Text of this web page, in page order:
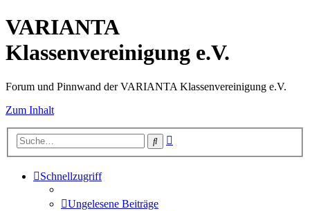
VARIANTA
Klassenvereinigung e.V.
Forum und Pinnwand der VARIANTA Klassenvereinigung e.V.
Zum Inhalt
Suche
Schnellzugriff
Ungelesene Beiträge